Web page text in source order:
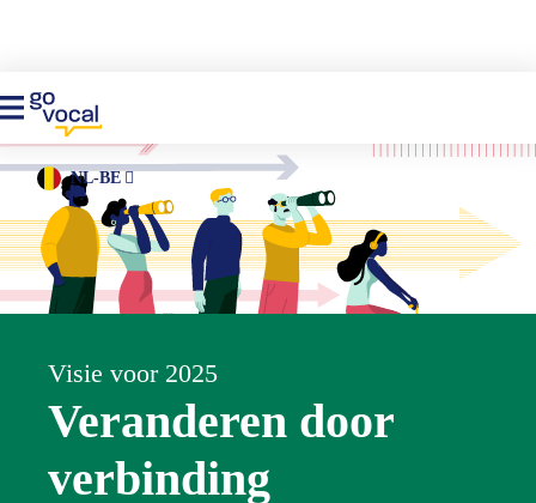
NL-BE
Visie voor 2025
Veranderen door
verbinding